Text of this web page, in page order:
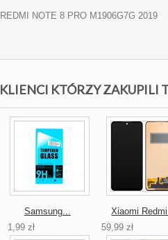
REDMI NOTE 8 PRO M1906G7G 2019
KLIENCI KTÓRZY ZAKUPILI
Samsung...
1,99 zł
Xiaomi
59,99 zł